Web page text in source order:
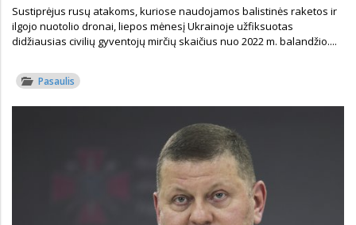
Sustiprėjus rusų atakoms, kuriose naudojamos balistinės raketos ir
ilgojo nuotolio dronai, liepos mėnesį Ukrainoje užfiksuotas
didžiausias civilių gyventojų mirčių skaičius nuo 2022 m. balandžio....
Pasaulis